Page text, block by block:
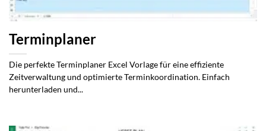
Terminplaner
Die perfekte Terminplaner Excel Vorlage für eine effiziente
Zeitverwaltung und optimierte Terminkoordination. Einfach
herunterladen und...